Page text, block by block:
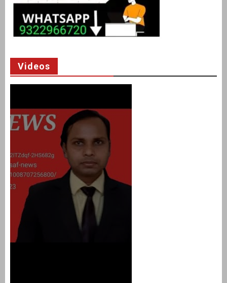
Videos